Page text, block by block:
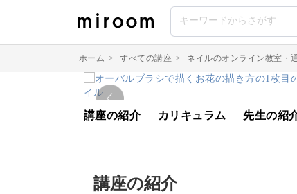
ホーム > すべての講座 > ネイルのオンライン教室・
講座の紹介 カリキュラム 先生の紹
講座の紹介